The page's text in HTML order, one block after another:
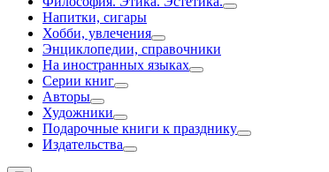
Напитки, сигары
Хобби, увлечения
Энциклопедии, справочники
На иностранных языках
Серии книг
Авторы
Художники
Подарочные книги к празднику
Издательства